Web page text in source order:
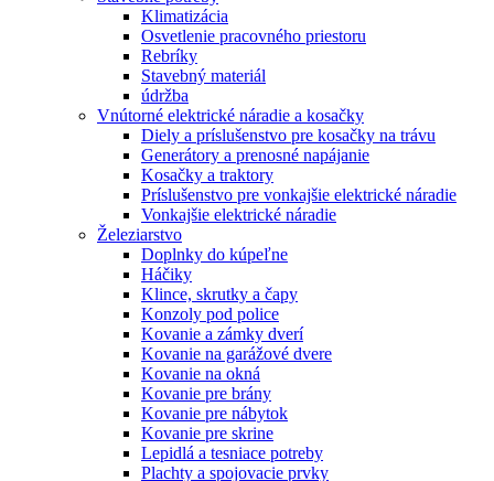
Klimatizácia
Osvetlenie pracovného priestoru
Rebríky
Stavebný materiál
údržba
Vnútorné elektrické náradie a kosačky
Diely a príslušenstvo pre kosačky na trávu
Generátory a prenosné napájanie
Kosačky a traktory
Príslušenstvo pre vonkajšie elektrické náradie
Vonkajšie elektrické náradie
Železiarstvo
Doplnky do kúpeľne
Háčiky
Klince, skrutky a čapy
Konzoly pod police
Kovanie a zámky dverí
Kovanie na garážové dvere
Kovanie na okná
Kovanie pre brány
Kovanie pre nábytok
Kovanie pre skrine
Lepidlá a tesniace potreby
Plachty a spojovacie prvky